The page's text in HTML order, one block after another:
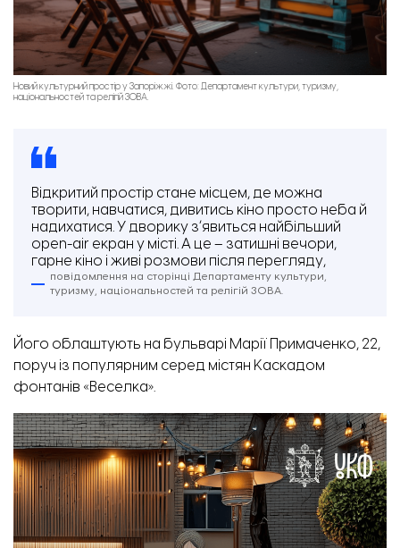
Новий культурний простір у Запоріжжі. Фото: Департамент культури, туризму,
національностей та релігій ЗОВА.
Відкритий простір стане місцем, де можна
творити, навчатися, дивитись кіно просто неба й
надихатися. У дворику зʼявиться найбільший
open-air екран у місті. А це – затишні вечори,
гарне кіно і живі розмови після перегляду,
повідомлення на сторінці Департаменту культури,
туризму, національностей та релігій ЗОВА.
Його облаштують на бульварі Марії Примаченко, 22,
поруч із популярним серед містян Каскадом
фонтанів «Веселка».